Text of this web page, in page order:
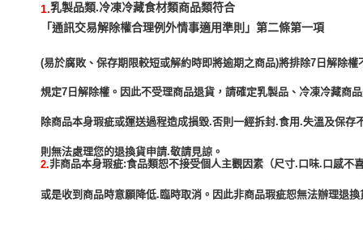
1.乳製品類.冷凍冷藏食材類商品類符合
「通訊交易解除權合理例外情事適用準則」第二條第一項
(易於腐敗、保存期限較短或解約時即將逾期之商品)將排除7日解除權
規定7日解除權。因此不受理商品退貨，請確定乳製品、冷凍冷藏商
除商品本身瑕疵或運送過程造成損毀.否則一經拆封.食用.失溫及保存
2.非商品本身瑕疵:食品類恕不接受個人主觀因素（尺寸.口味.口感不
或是收到商品時意願降低.臨時取消。因此非商品瑕疵恕無法辦理退